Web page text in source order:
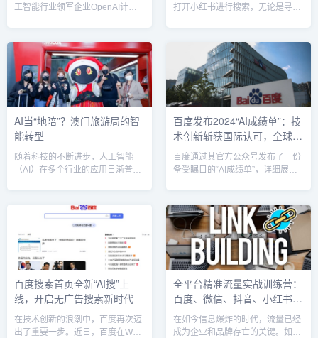
工智能行业领军企业OpenAI计划
Friar表示，公司正在仔细权衡广告
计划的启动时机。这一消息标志着
生成式AI领域的商业模式正迎来重
要转型，同时也引发了业内对AI与
营销结合潜力的热议。广告商业
化：OpenAI的新战略布局今年以
来，OpenAI已经进行了多项关键
性人事调整，为广告计划铺路。今
打开小红书进行搜索，无论是寻找
许多人生活的一部分。根据最新的
数据，小红书的日均搜索量已达到
6亿次，几乎接近百度的一半。这
一变化标志着小红书在搜索市场上
的崛起，它如何从百度手中抢占流
量蛋糕，背后又隐藏着哪些商业机
会？小红书：新一代搜索引擎不少
用户，尤其是女性群体，已经将小
白领小A在购...
AI当“地陪”？澳门旅游局的智
能转型
随着科技的不断进步，人工智能
（AI）在多个行业的应用日渐普
提升游客体验和优化服务中的潜
力。而澳门旅游局便在这一创新潮
流中领先一步，推出了基于AI大模
型的智能旅游助手“麦麦”，将传统
的旅游服务体验带入了全新的智能
时代。1. 旅游服务的智能化转型
“麦麦”并非普通的智能客服，而是
一款借助大模型AI技术打造的智能
电...
百度发布2024“AI成绩单”：技
术创新斩获国际认可，全球AI
领域地位再升华
百度通过其官方公众号发布了一份
备受瞩目的“AI成绩单”，详细展示
标志着百度在人工智能领域的技术
突破，更是公司在全球AI技术竞争
中的重要成绩，彰显了百度在AI基
础研究、大模型技术、智能体应用
等领域的深厚实力。AI创新成效斐
然，国际认可持续提升在过去的一
年里，百度在全球AI领域的创新成
绩得到了广泛的认可，成功获得了
百度搜索首页全新“AI搜”上
线，开启无广告搜索新时代
在技术创新的浪潮中，百度再次迈
出了重要一步。近日，百度在Web
全平台精准流量实战训练营：
百度、微信、抖音、小红书
SEO引流教程揭秘
在如今信息爆炸的时代，流量已经
成为企业和品牌存亡的关键。如何